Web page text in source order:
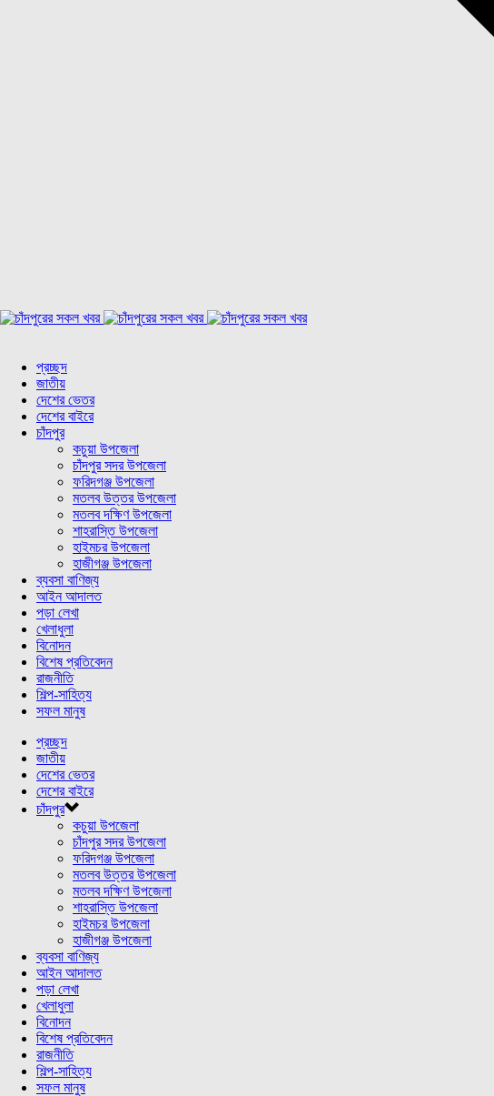
প্রচ্ছদ
জাতীয়
দেশের ভেতর
দেশের বাইরে
চাঁদপুর
কচুয়া উপজেলা
চাঁদপুর সদর উপজেলা
ফরিদগঞ্জ উপজেলা
মতলব উত্তর উপজেলা
মতলব দক্ষিণ উপজেলা
শাহরাস্তি উপজেলা
হাইমচর উপজেলা
হাজীগঞ্জ উপজেলা
ব্যবসা বাণিজ্য
আইন আদালত
পড়া লেখা
খেলাধুলা
বিনোদন
বিশেষ প্রতিবেদন
রাজনীতি
শিল্প-সাহিত্য
সফল মানুষ
প্রচ্ছদ
জাতীয়
দেশের ভেতর
দেশের বাইরে
চাঁদপুর
কচুয়া উপজেলা
চাঁদপুর সদর উপজেলা
ফরিদগঞ্জ উপজেলা
মতলব উত্তর উপজেলা
মতলব দক্ষিণ উপজেলা
শাহরাস্তি উপজেলা
হাইমচর উপজেলা
হাজীগঞ্জ উপজেলা
ব্যবসা বাণিজ্য
আইন আদালত
পড়া লেখা
খেলাধুলা
বিনোদন
বিশেষ প্রতিবেদন
রাজনীতি
শিল্প-সাহিত্য
সফল মানুষ